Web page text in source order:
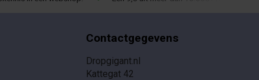
Contactgegevens
Dropgigant.nl
Kattegat 42